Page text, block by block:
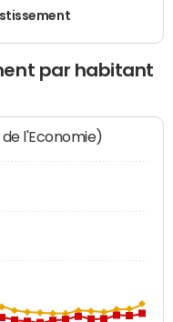
par habitant
l'Economie)